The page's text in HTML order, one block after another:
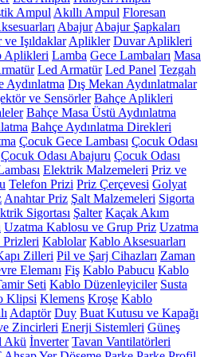
Ampul Akıllı Ampul Floresan
Abajur Abajur Şapkaları
ve Işıldaklar Aplikler Duvar Aplikleri
Aplikleri Lamba Gece Lambaları Masa
Led Armatür Led Panel Tezgah
Aydınlatma Dış Mekan Aydınlatmalar
ve Sensörler Bahçe Aplikleri
Bahçe Masa Üstü Aydınlatma
Bahçe Aydınlatma Direkleri
Çocuk Gece Lambası Çocuk Odası
Çocuk Odası Abajuru Çocuk Odası
Elektrik Malzemeleri Priz ve
Telefon Prizi Priz Çerçevesi Golyat
Anahtar Priz Şalt Malzemeleri Sigorta
Sigortası Şalter Kaçak Akım
Uzatma Kablosu ve Grup Priz Uzatma
Kablolar Kablo Aksesuarları
Zilleri Pil ve Şarj Cihazları Zaman
Elemanı Fiş Kablo Pabucu Kablo
Seti Kablo Düzenleyiciler Susta
Klipsi Klemens Kroşe Kablo
Adaptör Duy Buat Kutusu ve Kapağı
Zincirleri Enerji Sistemleri Güneş
Akü İnverter Tavan Vantilatörleri